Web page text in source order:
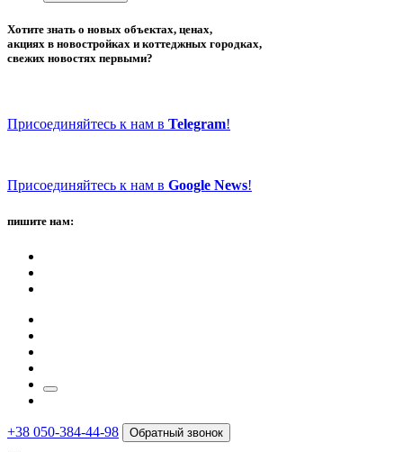
Хотите знать о новых объектах, ценах,
акциях в новостройках и коттеджных городках,
свежих новостях первыми?
Присоединяйтесь к нам в Telegram!
Присоединяйтесь к нам в Google News!
пишите нам:
+38 050-384-44-98 Обратный звонок